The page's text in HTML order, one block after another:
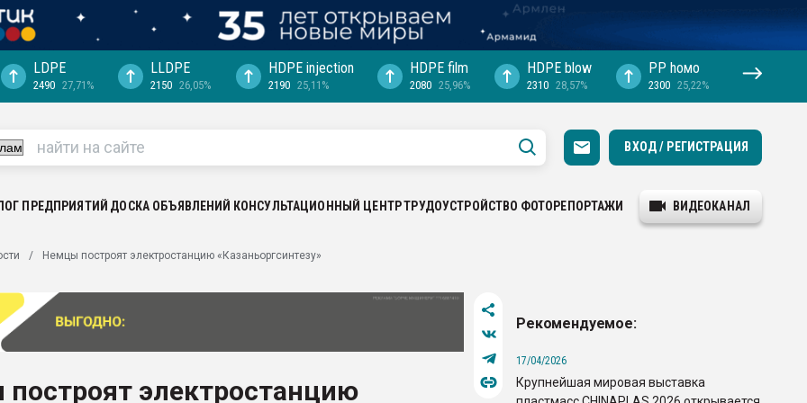
выходит на
рынке
LDPE
2490 27,71%
LLDPE
2150 26,05%
HDPE injection
2190 25,11%
HDPE film
2080 25,96%
HDPE blow
2310 28,57%
PP hомо
2300 25,22%
ВХОД / РЕГИСТРАЦИЯ
ПРЕДПРИЯТИЙ ДОСКА ОБЪЯВЛЕНИЙ КОНСУЛЬТАЦИОННЫЙ ЦЕНТРТРУДОУСТРОЙСТВО ФОТОРЕПОРТАЖИ ВИДЕОКАНАЛ
Немцы построят электростанцию «Казаньоргсинтезу»
электростанцию
Рекомендуемое:
17/04/2026
Крупнейшая мировая выставка